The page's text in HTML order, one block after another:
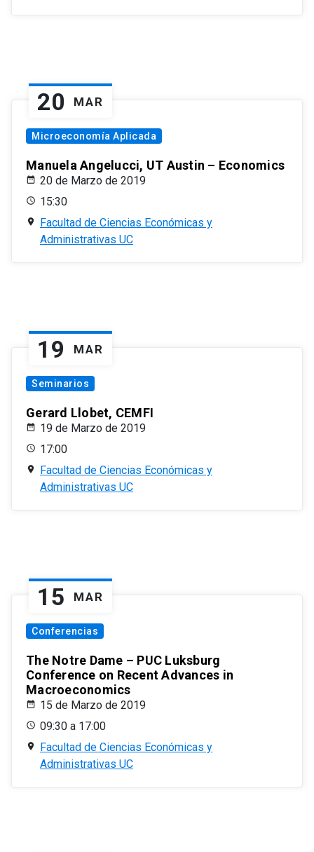
20 MAR
Microeconomía Aplicada
Manuela Angelucci, UT Austin – Economics
20 de Marzo de 2019
15:30
Facultad de Ciencias Económicas y
Administrativas UC
19 MAR
Seminarios
Gerard Llobet, CEMFI
19 de Marzo de 2019
17:00
Facultad de Ciencias Económicas y
Administrativas UC
15 MAR
Conferencias
The Notre Dame – PUC Luksburg
Conference on Recent Advances in
Macroeconomics
15 de Marzo de 2019
09:30 a 17:00
Facultad de Ciencias Económicas y
Administrativas UC